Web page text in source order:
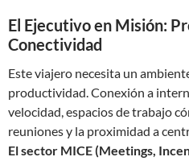
El Ejecutivo en Misión:
Conectividad
Este viajero necesita un
productividad. Conexión a
velocidad, espacios de trabajo
reuniones y la proximidad a
El sector MICE (Meetings,